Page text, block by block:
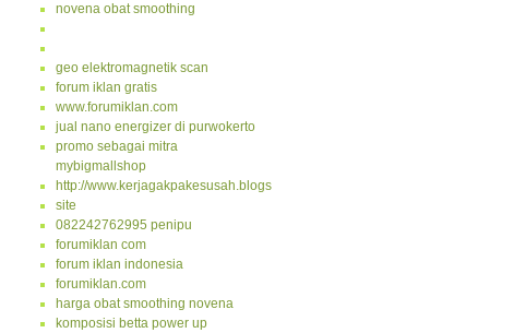
novena obat smoothing
geo elektromagnetik scan
forum iklan gratis
www.forumiklan.com
jual nano energizer di purwokerto
promo sebagai mitra
mybigmallshop
http://www.kerjagakpakesusah.blogspot.com/
site
082242762995 penipu
forumiklan com
forum iklan indonesia
forumiklan.com
harga obat smoothing novena
komposisi betta power up